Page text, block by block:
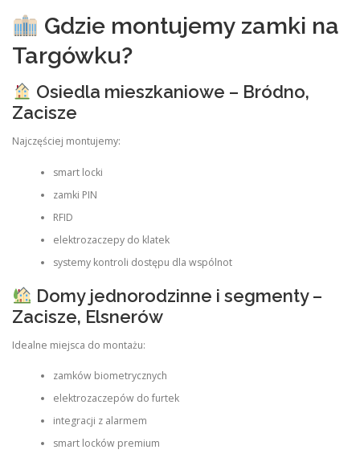
Gdzie montujemy zamki na
Targówku?
Osiedla mieszkaniowe – Bródno,
Zacisze
Najczęściej montujemy:
smart locki
zamki PIN
RFID
elektrozaczepy do klatek
systemy kontroli dostępu dla wspólnot
Domy jednorodzinne i segmenty –
Zacisze, Elsnerów
Idealne miejsca do montażu:
zamków biometrycznych
elektrozaczepów do furtek
integracji z alarmem
smart locków premium